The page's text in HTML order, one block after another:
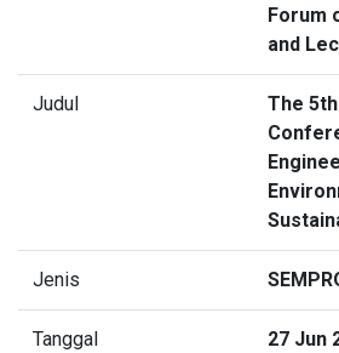
Forum
and
Judul
The
Jenis
Tanggal
27 Jun